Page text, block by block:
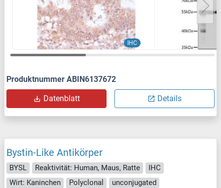
IHC
Produktnummer ABIN6137672
Datenblatt Details
Bystin-Like Antikörper
BYSL Reaktivität: Human, Maus, Ratte
IHC
Wirt: Kaninchen
Polyclonal unconjugated